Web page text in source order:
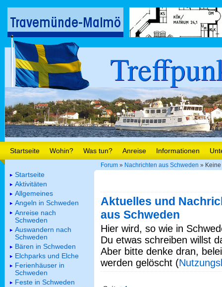
Startseite Wohin? Was tun? Anreise Informationen
Forum » Nachrichten aus Schweden »
Aktuelles und
aus Schweden
Hier wird, so wie in
Du etwas schreiben willst
Aber bitte denke dran,
werden gelöscht (
Startseite
Aktivitäten
Allgemeines
Angeln in Schweden
Anreise nach
Schweden
Auswandern nach
Schweden
Bären in Schweden
Elchparks und Elche
Ferienhäuser in
Schweden
Feste in Schweden